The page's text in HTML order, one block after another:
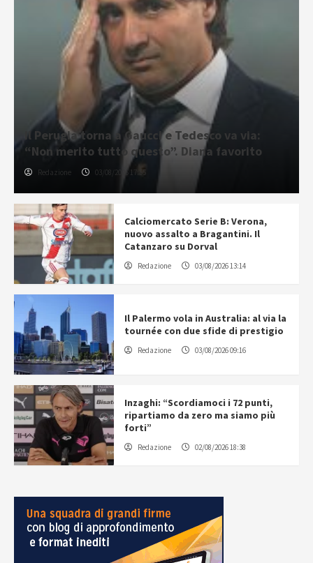
Il Perugia torna a Gaucci e Tedesco va via:
“Non merito tutto questo”. Diana favorito
Redazione 03/08/2026 17:55
Calciomercato Serie B: Verona,
nuovo assalto a Bragantini. Il
Catanzaro su Dorval
Redazione 03/08/2026 13:14
Il Palermo vola in Australia: al via la
tournée con due sfide di prestigio
Redazione 03/08/2026 09:16
Inzaghi: “Scordiamoci i 72 punti,
ripartiamo da zero ma siamo più
forti”
Redazione 02/08/2026 18:38